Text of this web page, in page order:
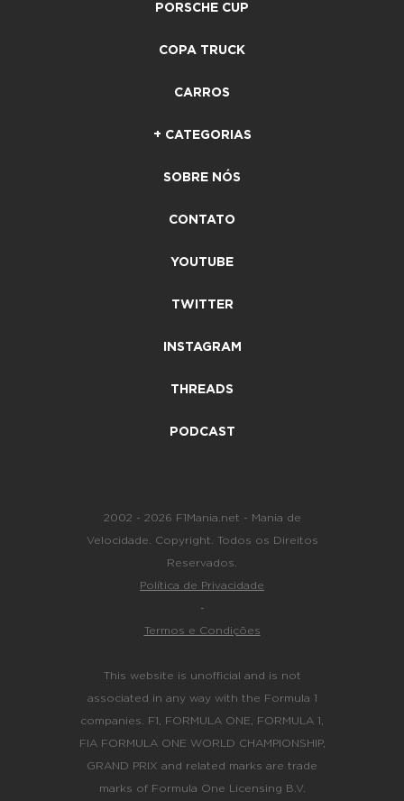
PORSCHE CUP
COPA TRUCK
CARROS
+ CATEGORIAS
SOBRE NÓS
CONTATO
YOUTUBE
TWITTER
INSTAGRAM
THREADS
PODCAST
2002 - 2026 F1Mania.net - Mania de
Velocidade. Copyright. Todos os Direitos
Reservados.
Política de Privacidade
-
Termos e Condições
This website is unofficial and is not
associated in any way with the Formula 1
companies. F1, FORMULA ONE, FORMULA 1,
FIA FORMULA ONE WORLD CHAMPIONSHIP,
GRAND PRIX and related marks are trade
marks of Formula One Licensing B.V.